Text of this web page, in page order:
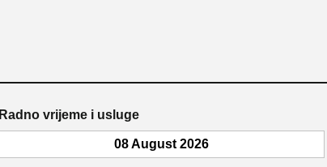
Radno vrijeme i usluge
08 August 2026